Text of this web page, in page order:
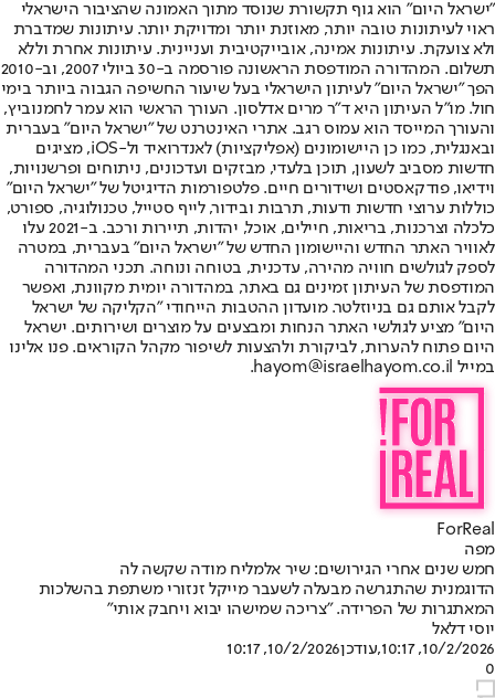
"ישראל היום" הוא גוף תקשורת שנוסד מתוך האמונה שהציבור הישראלי
ראוי לעיתונות טובה יותר, מאוזנת יותר ומדויקת יותר. עיתונות שמדברת
ולא צועקת. עיתונות אמינה, אובייקטיבית ועניינית. עיתונות אחרת וללא
תשלום. המהדורה המודפסת הראשונה פורסמה ב-30 ביולי 2007, וב-2010
הפך "ישראל היום" לעיתון הישראלי בעל שיעור החשיפה הגבוה ביותר בימי
חול. מו"ל העיתון היא ד"ר מרים אדלסון. העורך הראשי הוא עמר לחמנוביץ,
והעורך המייסד הוא עמוס רגב. אתרי האינטרנט של "ישראל היום" בעברית
ובאנגלית, כמו כן היישומונים (אפליקציות) לאנדרואיד ול-iOS, מציגים
חדשות מסביב לשעון, תוכן בלעדי, מבזקים ועדכונים, ניתוחים ופרשנויות,
וידיאו, פודקאסטים ושידורים חיים. פלטפורמות הדיגיטל של "ישראל היום"
כוללות ערוצי חדשות ודעות, תרבות ובידור, לייף סטייל, טכנולוגיה, ספורט,
כלכלה וצרכנות, בריאות, חיילים, אוכל, יהדות, תיירות ורכב. ב-2021 עלו
לאוויר האתר החדש והיישומון החדש של "ישראל היום" בעברית, במטרה
לספק לגולשים חוויה מהירה, עדכנית, בטוחה ונוחה. תכני המהדורה
המודפסת של העיתון זמינים גם באתר, במהדורה יומית מקוונת, ואפשר
לקבל אותם גם בניוזלטר. מועדון ההטבות הייחודי "הקליקה של ישראל
היום" מציע לגולשי האתר הנחות ומבצעים על מוצרים ושירותים. ישראל
היום פתוח להערות, לביקורת ולהצעות לשיפור מקהל הקוראים. פנו אלינו
במייל hayom@israelhayom.co.il.
ForReal
מפה
חמש שנים אחרי הגירושים: שיר אלמליח מודה שקשה לה
הדוגמנית שהתגרשה מבעלה לשעבר מייקל זנזורי משתפת בהשלכות
המאתגרות של הפרידה. "צריכה שמישהו יבוא ויחבק אותי"
יוסי דלאל
10/2/2026, 10:17
,עודכן10/2/2026, 10:17
0